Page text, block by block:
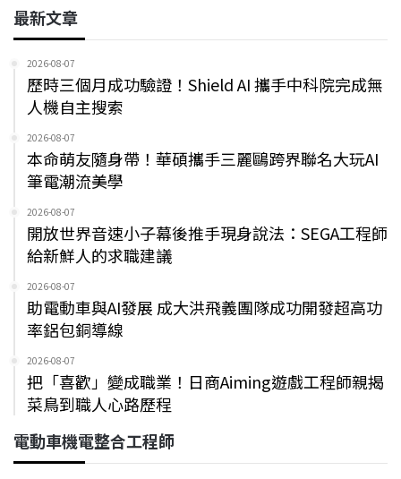
最新文章
2026-08-07
歷時三個月成功驗證！Shield AI 攜手中科院完成無
人機自主搜索
2026-08-07
本命萌友隨身帶！華碩攜手三麗鷗跨界聯名大玩AI
筆電潮流美學
2026-08-07
開放世界音速小子幕後推手現身說法：SEGA工程師
給新鮮人的求職建議
2026-08-07
助電動車與AI發展 成大洪飛義團隊成功開發超高功
率鋁包銅導線
2026-08-07
把「喜歡」變成職業！日商Aiming遊戲工程師親揭
菜鳥到職人心路歷程
電動車機電整合工程師